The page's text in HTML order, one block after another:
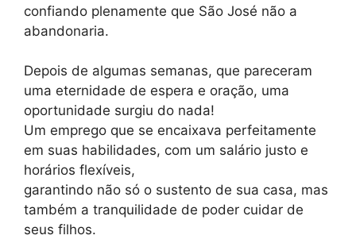
confiando plenamente que São José não a
abandonaria.
Depois de algumas semanas, que pareceram
uma eternidade de espera e oração, uma
oportunidade surgiu do nada!
Um emprego que se encaixava perfeitamente
em suas habilidades, com um salário justo e
horários flexíveis,
garantindo não só o sustento de sua casa, mas
também a tranquilidade de poder cuidar de
seus filhos.